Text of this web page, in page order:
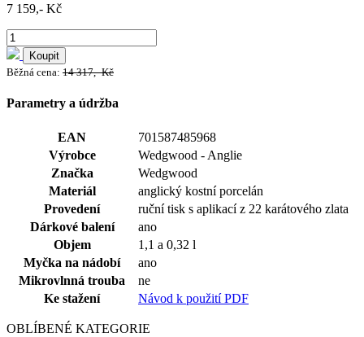
7 159,- Kč
Koupit
Běžná cena: 14 317,- Kč
Parametry a údržba
EAN
701587485968
Výrobce
Wedgwood - Anglie
Značka
Wedgwood
Materiál
anglický kostní porcelán
Provedení
ruční tisk s aplikací z 22 karátového zlata
Dárkové balení
ano
Objem
1,1 a 0,32 l
Myčka na nádobí
ano
Mikrovlnná trouba
ne
Ke stažení
Návod k použití PDF
OBLÍBENÉ KATEGORIE